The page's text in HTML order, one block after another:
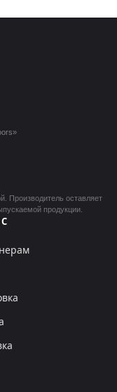
Производитель оставляет
продукции.